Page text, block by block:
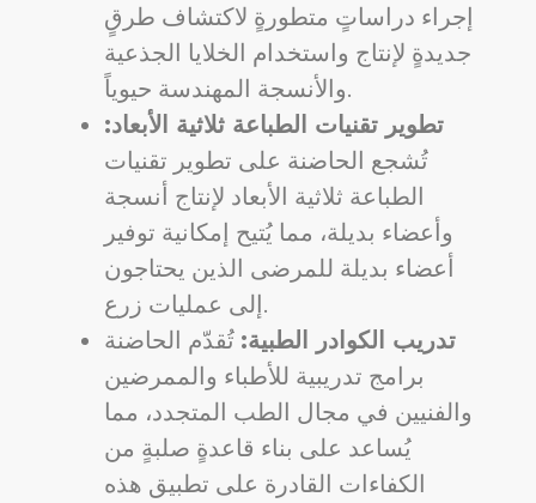
إجراء دراساتٍ متطورةٍ لاكتشاف طرقٍ
جديدةٍ لإنتاج واستخدام الخلايا الجذعية
والأنسجة المهندسة حيوياً.
تطوير تقنيات الطباعة ثلاثية الأبعاد:
تُشجع الحاضنة على تطوير تقنيات
الطباعة ثلاثية الأبعاد لإنتاج أنسجة
وأعضاء بديلة، مما يُتيح إمكانية توفير
أعضاء بديلة للمرضى الذين يحتاجون
إلى عمليات زرع.
تدريب الكوادر الطبية: تُقدّم الحاضنة
برامج تدريبية للأطباء والممرضين
والفنيين في مجال الطب المتجدد، مما
يُساعد على بناء قاعدةٍ صلبةٍ من
الكفاءات القادرة على تطبيق هذه